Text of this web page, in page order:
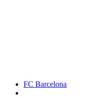
FC Barcelona